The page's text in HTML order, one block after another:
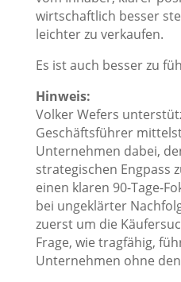
wirtschaftlich besser
leichter zu verkaufen.
Es ist auch besser zu
Hinweis:
Volker Wefers
Geschäftsführer
Unternehmen dabei,
strategischen Engpass
einen klaren 90-Tage-
bei ungeklärter
zuerst um die
Frage, wie tragfähig,
Unternehmen ohne